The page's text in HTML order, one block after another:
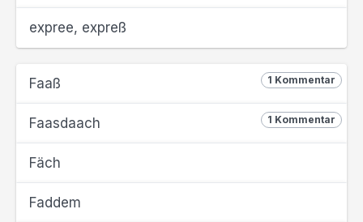
expree, expreß
1 Kommentar
Faaß
1 Kommentar
Faasdaach
Fäch
Faddem